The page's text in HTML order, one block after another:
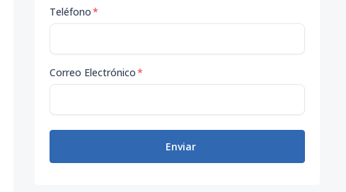
Teléfono*
Correo Electrónico*
Enviar